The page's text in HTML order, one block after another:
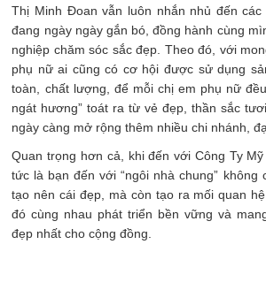
Thị Minh Đoan vẫn luôn nhắn nhủ đến
đang ngày ngày gắn bó, đồng hành cùng
nghiệp chăm sóc sắc đẹp. Theo đó, với
phụ nữ ai cũng có cơ hội được sử dụng
toàn, chất lượng, để mỗi chị em phụ nữ
ngát hương” toát ra từ vẻ đẹp, thần sắc
ngày càng mở rộng thêm nhiều chi nhánh,
Quan trọng hơn cả, khi đến với Công Ty
tức là bạn đến với “ngôi nhà chung” không
tạo nên cái đẹp, mà còn tạo ra mối quan
đó cùng nhau phát triển bền vững và
đẹp nhất cho cộng đồng.